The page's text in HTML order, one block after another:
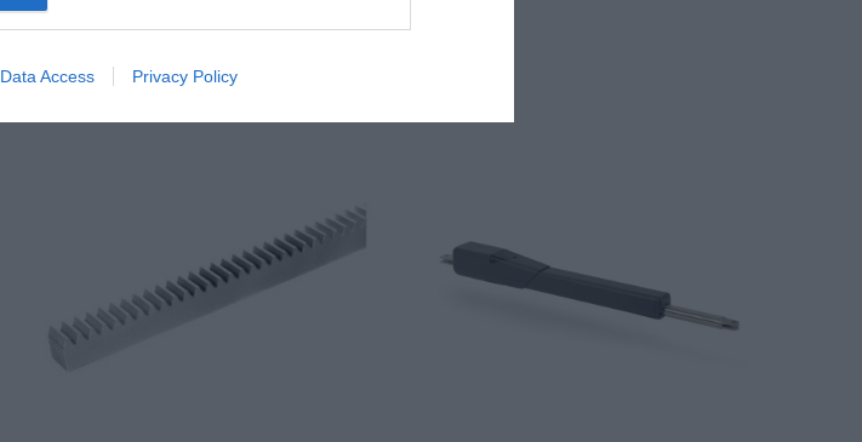
Data Access Privacy Policy